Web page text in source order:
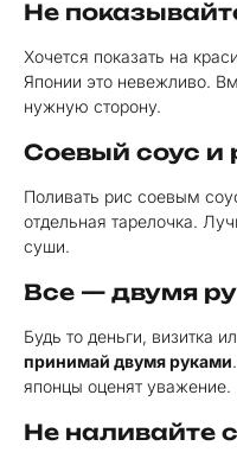
Не
Хочется показать на
Японии это невежливо.
нужную сторону.
Соевый соус и
Поливать рис соевым
отдельная тарелочка.
суши.
Все — двумя
Будь то деньги, визитка
принимай двумя руками
японцы оценят уважение.
Не наливайте